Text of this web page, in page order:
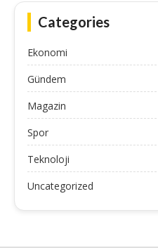
Categories
Ekonomi
Gündem
Magazin
Spor
Teknoloji
Uncategorized